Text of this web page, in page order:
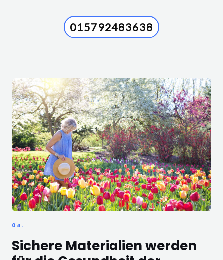
015792483638
04.
Sichere Materialien werden